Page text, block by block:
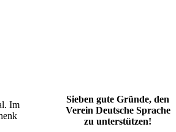
Im
Sieben gute Gründe, den
Verein Deutsche Sprache
zu unterstützen!